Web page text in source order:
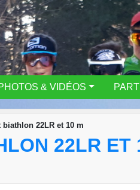
& VIDÉOS
biathlon 22LR et 10 m
22LR ET